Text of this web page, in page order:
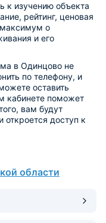
к изучению объекта
рейтинг, ценовая
максимум о
и его
в Одинцово не
по телефону, и
оставить
кабинете поможет
вам будут
доступ к
области